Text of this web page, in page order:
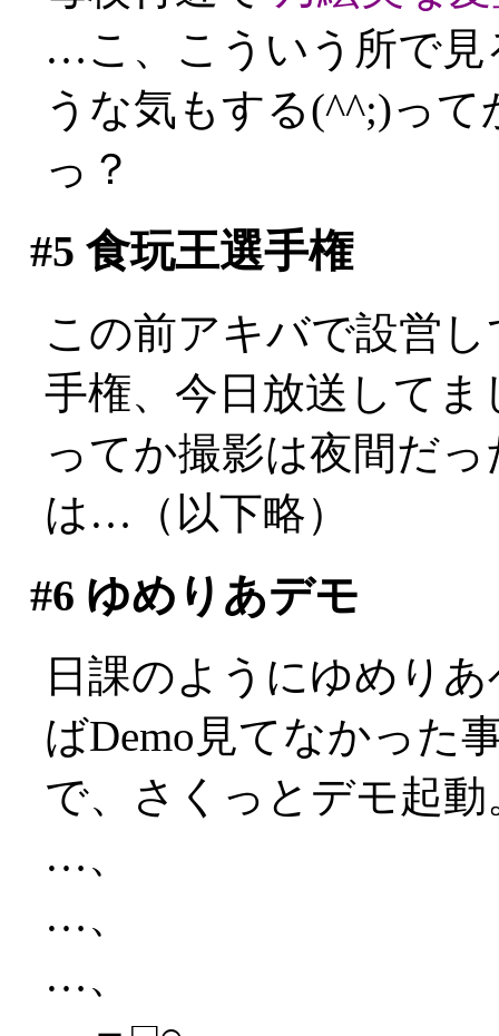
…こ、こういう所で見
うな気もする(^^;)っ
っ？
#5 食玩王選手権
この前アキバで設営
手権、今日放送して
ってか撮影は夜間だ
は…（以下略）
#6 ゆめりあデモ
日課のようにゆめり
ばDemo見てなかった
で、さくっとデモ起動
…、
…、
…、